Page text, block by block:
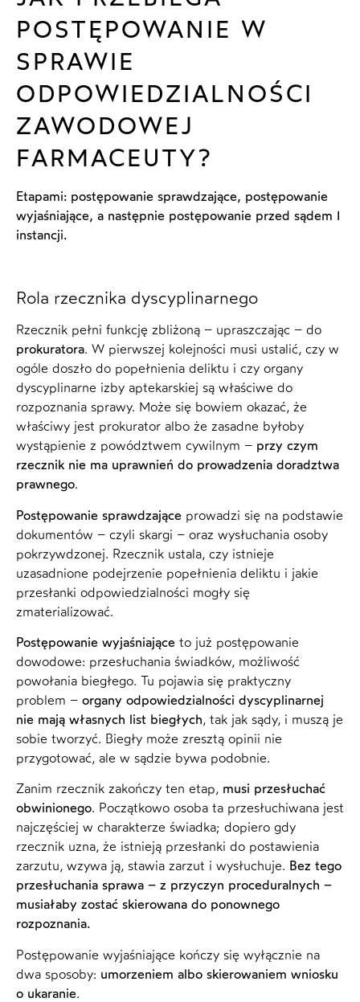
POSTĘPOWANIE W
SPRAWIE
ODPOWIEDZIALNOŚCI
ZAWODOWEJ
FARMACEUTY?
Etapami: postępowanie sprawdzające, postępowanie
wyjaśniające, a następnie postępowanie przed sądem I
instancji.
Rola rzecznika dyscyplinarnego
Rzecznik pełni funkcję zbliżoną – upraszczając – do
prokuratora. W pierwszej kolejności musi ustalić, czy w
ogóle doszło do popełnienia deliktu i czy organy
dyscyplinarne izby aptekarskiej są właściwe do
rozpoznania sprawy. Może się bowiem okazać, że
właściwy jest prokurator albo że zasadne byłoby
wystąpienie z powództwem cywilnym – przy czym
rzecznik nie ma uprawnień do prowadzenia doradztwa
prawnego.
Postępowanie sprawdzające prowadzi się na podstawie
dokumentów – czyli skargi – oraz wysłuchania osoby
pokrzywdzonej. Rzecznik ustala, czy istnieje
uzasadnione podejrzenie popełnienia deliktu i jakie
przesłanki odpowiedzialności mogły się
zmaterializować.
Postępowanie wyjaśniające to już postępowanie
dowodowe: przesłuchania świadków, możliwość
powołania biegłego. Tu pojawia się praktyczny
problem – organy odpowiedzialności dyscyplinarnej
nie mają własnych list biegłych, tak jak sądy, i muszą je
sobie tworzyć. Biegły może zresztą opinii nie
przygotować, ale w sądzie bywa podobnie.
Zanim rzecznik zakończy ten etap, musi przesłuchać
obwinionego. Początkowo osoba ta przesłuchiwana jest
najczęściej w charakterze świadka; dopiero gdy
rzecznik uzna, że istnieją przesłanki do postawienia
zarzutu, wzywa ją, stawia zarzut i wysłuchuje. Bez tego
przesłuchania sprawa – z przyczyn proceduralnych –
musiałaby zostać skierowana do ponownego
rozpoznania.
Postępowanie wyjaśniające kończy się wyłącznie na
dwa sposoby: umorzeniem albo skierowaniem wniosku
o ukaranie.